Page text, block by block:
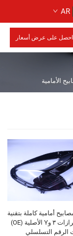
AR
احصل على عرض أسعار
الأمامية
أمامية كاملة بتقنية
LED للطرازات ٣ وY الأصلية (OE)
الرقم التسلسلي